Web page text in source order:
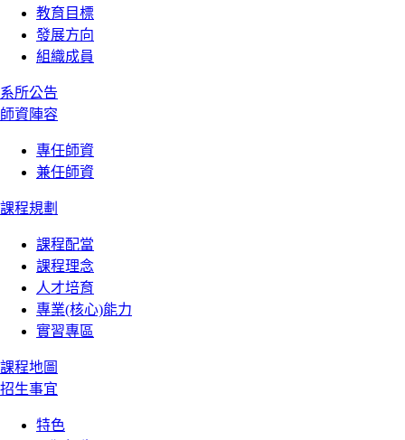
教育目標
發展方向
組織成員
系所公告
師資陣容
專任師資
兼任師資
課程規劃
課程配當
課程理念
人才培育
專業(核心)能力
實習專區
課程地圖
招生事宜
特色